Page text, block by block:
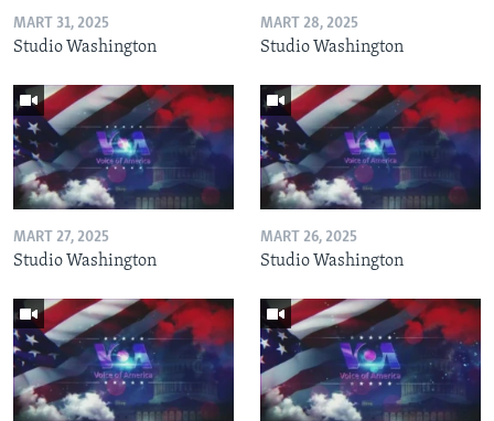
MART 31, 2025
Studio Washington
MART 28, 2025
Studio Washington
MART 27, 2025
Studio Washington
MART 26, 2025
Studio Washington